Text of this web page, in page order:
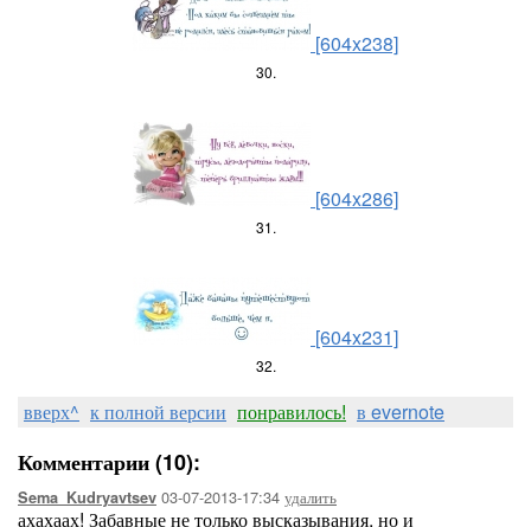
[604x238]
30.
[604x286]
31.
[604x231]
32.
вверх^ к полной версии понравилось! в evernote
Комментарии (10):
Sema_Kudryavtsev 03-07-2013-17:34 удалить
ахахаах! Забавные не только высказывания, но и